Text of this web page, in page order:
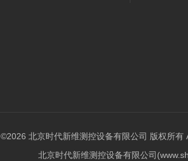
©2026 北京时代新维测控设备有限公司 版权所有
北京时代新维测控设备有限公司